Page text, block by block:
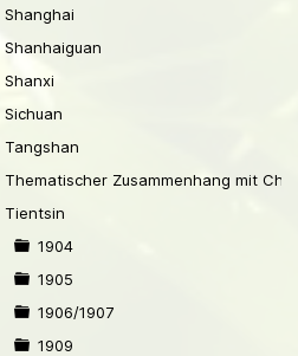
Shanghai
Shanhaiguan
Shanxi
Sichuan
Tangshan
Thematischer Zusammenhang mit China
Tientsin
1904
1905
1906/1907
1909